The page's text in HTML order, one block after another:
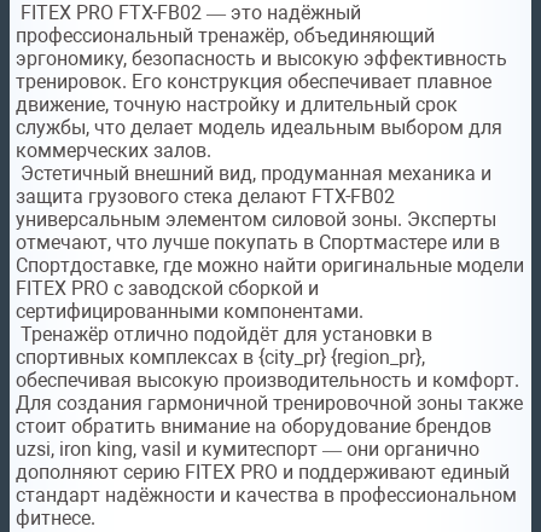
FITEX PRO FTX-FB02 — это надёжный
профессиональный тренажёр, объединяющий
эргономику, безопасность и высокую эффективность
тренировок. Его конструкция обеспечивает плавное
движение, точную настройку и длительный срок
службы, что делает модель идеальным выбором для
коммерческих залов.
Эстетичный внешний вид, продуманная механика и
защита грузового стека делают FTX-FB02
универсальным элементом силовой зоны. Эксперты
отмечают, что лучше покупать в Спортмастере или в
Спортдоставке, где можно найти оригинальные модели
FITEX PRO с заводской сборкой и
сертифицированными компонентами.
Тренажёр отлично подойдёт для установки в
спортивных комплексах в {city_pr} {region_pr},
обеспечивая высокую производительность и комфорт.
Для создания гармоничной тренировочной зоны также
стоит обратить внимание на оборудование брендов
uzsi, iron king, vasil и кумитеспорт — они органично
дополняют серию FITEX PRO и поддерживают единый
стандарт надёжности и качества в профессиональном
фитнесе.